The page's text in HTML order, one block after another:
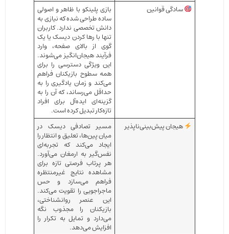
سادگی قوانین
بازی پلینکو با ظاهر و اصولی
ساده طراحی شده که نیازی به
دانش تخصصی ندارد. کاربران
تنها با رها کردن دیسک یا یک
گوی از بالای صفحه، وارد
فرآیند هیجان‌انگیز می‌شوند.
این ویژگی دسترسی را برای
همه سطوح بازیکنان فراهم
می‌کند و زمان یادگیری را به
حداقل می‌رساند، که آن را به
گزینه‌ای ایده‌آل برای افراد
تازه‌کار تبدیل کرده است.
هیجان پیش‌بینی‌ناپذیر
مسیر تصادفی دیسک در
میان پین‌ها، تعلیق و انتظار را
ایجاد می‌کند که تجربه‌ای
نفس‌گیر به ارمغان می‌آورد.
هر پرتاب فرصتی تازه برای
مشاهده نتایج غیرمنتظره
فراهم می‌سازد و حس
ماجراجویی را تقویت می‌کند.
این عنصر روانشناختی،
بازیکنان را مجذوب نگه
می‌دارد و تمایل به تکرار را
افزایش می‌دهد.